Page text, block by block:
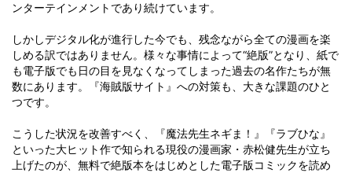
ンターテインメントであり続けています。
しかしデジタル化が進行した今でも、残念ながら全ての漫画を楽
しめる訳ではありません。様々な事情によって“絶版”となり、紙で
も電子版でも日の目を見なくなってしまった過去の名作たちが無
数にあります。『海賊版サイト』への対策も、大きな課題のひと
つです。
こうした状況を改善すべく、『魔法先生ネギま！』『ラブひな』
といった大ヒット作で知られる現役の漫画家・赤松健先生が立ち
上げたのが、無料で絶版本をはじめとした電子版コミックを読め